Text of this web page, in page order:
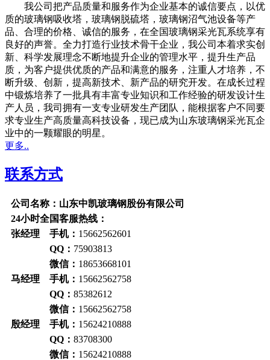
我公司把产品质量和服务作为企业基本的诚信要点，以优
质的玻璃钢吸收塔，玻璃钢脱硫塔，玻璃钢沼气池设备等产
品、合理的价格、诚信的服务，在全国玻璃钢采光瓦系统享有
良好的声誉。全力打造行业技术骨干企业，我公司本着求实创
新、科学发展理念不断地提升企业的管理水平，提升生产品
质，为客户提供优质的产品和满意的服务，注重人才培养，不
断升级、创新，提高新技术、新产品的研究开发。在成长过程
中锻炼培养了一批具有丰富专业知识和工作经验的研发设计生
产人员，我司拥有一支专业研发生产团队，能根据客户不同要
求专业生产高质量高科技设备，现已成为山东玻璃钢采光瓦企
业中的一颗耀眼的明星。
更多..
联系方式
公司名称：山东中凯玻璃钢股份有限公司
24小时全国客服热线：
张经理 手机： 15662562601
QQ： 75903813
微信： 18653668101
马经理 手机： 15662562758
QQ： 85382612
微信： 15662562758
殷经理 手机： 15624210888
QQ： 83708300
微信： 15624210888